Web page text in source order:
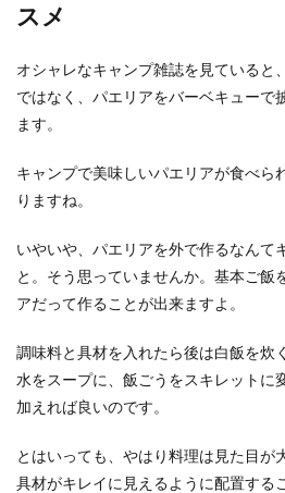
スメ
オシャレなキャンプ雑誌を見ていると
ではなく、パエリアをバーベキューで
ます。
キャンプで美味しいパエリアが食べら
りますね。
いやいや、パエリアを外で作るなんて
と。そう思っていませんか。基本ご飯
アだって作ることが出来ますよ。
調味料と具材を入れたら後は白飯を炊
水をスープに、飯ごうをスキレットに
加えれば良いのです。
とはいっても、やはり料理は見た目が
具材がキレイに見えるように配置する